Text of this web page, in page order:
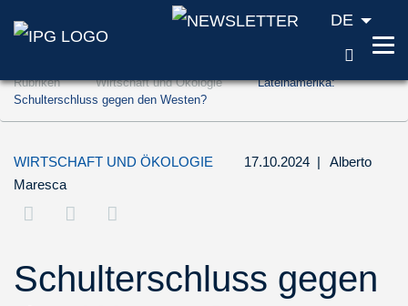
Zum Inhalt springen (Accesskey '1')
Zur Suche springen (Accesskey '2')
DE
Rubriken Wirtschaft und Ökologie
Lateinamerika:
Schulterschluss gegen den Westen?
WIRTSCHAFT UND ÖKOLOGIE 17.10.2024 |
Alberto
Maresca
Schulterschluss gegen